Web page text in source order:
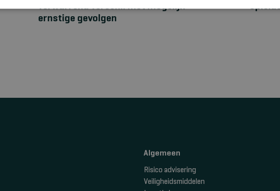
verwarrend verschil met mogelijk
ernstige gevolgen
Algemeen
Risico advisering
Veiligheidsmiddelen